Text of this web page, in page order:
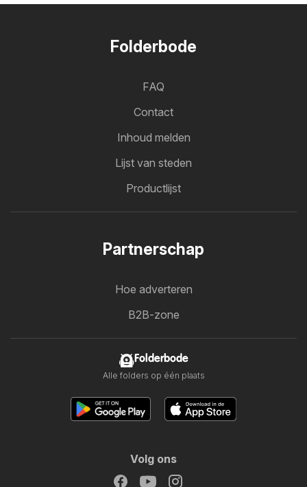
Folderbode
FAQ
Contact
Inhoud melden
Lijst van steden
Productlijst
Partnerschap
Hoe adverteren
B2B-zone
Folderbode
Alle folders op één plaats
Volg ons